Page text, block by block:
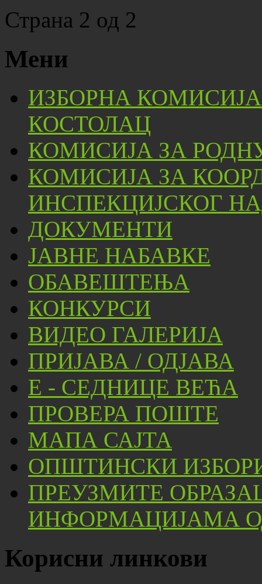
Страна 2 од 2
Мени
ИЗБОРНА
КОСТОЛАЦ
КОМИСИЈА ЗА
КОМИСИЈА ЗА
ИНСПЕКЦИЈСКОГ
ДОКУМЕНТИ
ЈАВНЕ НАБАВКЕ
ОБАВЕШТЕЊА
КОНКУРСИ
ВИДЕО ГАЛЕРИЈА
ПРИЈАВА / ОДЈАВА
Е - СЕДНИЦЕ ВЕЋА
ПРОВЕРА ПОШТЕ
МАПА САЈТА
ОПШТИНСКИ
ПРЕУЗМИТЕ
ИНФОРМАЦИЈАМА
Корисни линкови